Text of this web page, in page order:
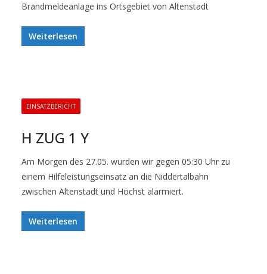
Brandmeldeanlage ins Ortsgebiet von Altenstadt
Weiterlesen
EINSATZBERICHT
H ZUG 1 Y
Am Morgen des 27.05. wurden wir gegen 05:30 Uhr zu
einem Hilfeleistungseinsatz an die Niddertalbahn
zwischen Altenstadt und Höchst alarmiert.
Weiterlesen